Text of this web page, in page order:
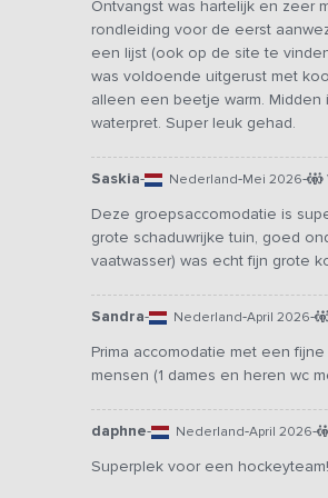
Ontvangst was hartelijk en zeer
rondleiding voor de eerst
een lijst (ook op de site te
was voldoende uitgerust met
alleen een beetje warm.
waterpret. Super leuk gehad.
Saskia- Nederland-Mei 2026-
Deze groepsaccomodatie is
grote schaduwrijke tuin, goed
vaatwasser) was echt fijn grote
Sandra- Nederland-April 2026-
Prima accomodatie met een
mensen (1 dames en heren wc
daphne- Nederland-April 2026-
Superplek voor een